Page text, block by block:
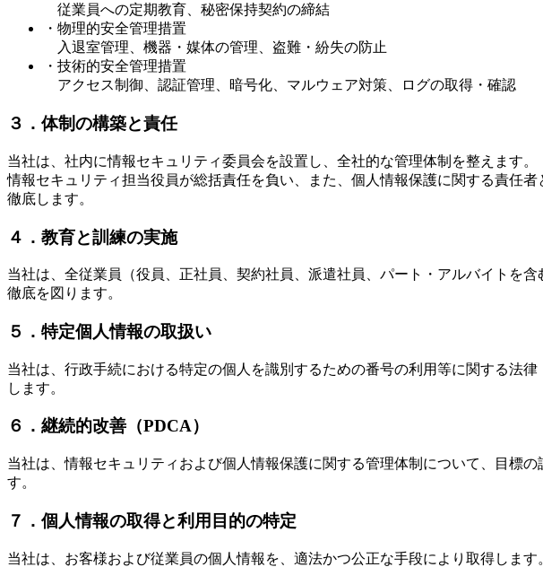
従業員への定期教育、秘密保持契約の締結
・物理的安全管理措置
入退室管理、機器・媒体の管理、盗難・紛失の防止
・技術的安全管理措置
アクセス制御、認証管理、暗号化、マルウェア対策、ログの取得・確認
３．体制の構築と責任
当社は、社内に情報セキュリティ委員会を設置し、全社的な管理体制を整えます。
情報セキュリティ担当役員が総括責任を負い、また、個人情報保護に関する責任
徹底します。
４．教育と訓練の実施
当社は、全従業員（役員、正社員、契約社員、派遣社員、パート・アルバイトを
徹底を図ります。
５．特定個人情報の取扱い
当社は、行政手続における特定の個人を識別するための番号の利用等に関する法
します。
６．継続的改善（PDCA）
当社は、情報セキュリティおよび個人情報保護に関する管理体制について、目標
す。
７．個人情報の取得と利用目的の特定
当社は、お客様および従業員の個人情報を、適法かつ公正な手段により取得しま